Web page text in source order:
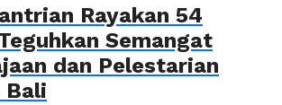
Rayakan 54
Semangat
dan Pelestarian
Bali